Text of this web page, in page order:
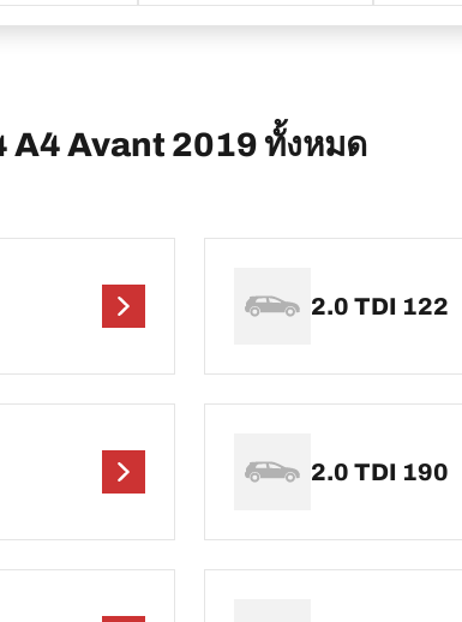
A4 Avant 2019 ทั้งหมด
2.0 TDI 122
2.0 TDI 190